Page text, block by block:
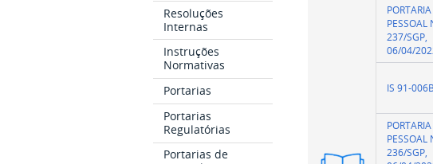
Resoluções
Internas
Instruções
Normativas
Portarias
Portarias
Regulatórias
Portarias de
PESSOAL
237/SGP,
06/04/
IS 91-006B
PESSOAL
236/SGP,